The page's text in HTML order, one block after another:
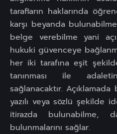
tarafların haklarında
karşı beyanda
belge verebilme yani
hukuki güvenceye
her iki tarafına eşit
tanınması ile
sağlanacaktır. Açıklamada
yazılı veya sözlü şekilde
itirazda bulunabilme,
bulunmalarını sağlar.